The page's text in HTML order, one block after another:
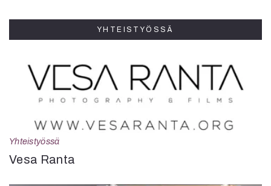
YHTEISTYÖSSÄ
Yhteistyössä
Vesa Ranta